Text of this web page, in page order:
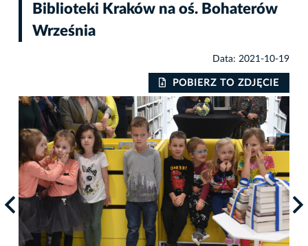
Biblioteki Kraków na oś. Bohaterów
Września
Data: 2021-10-19
POBIERZ TO ZDJĘCIE